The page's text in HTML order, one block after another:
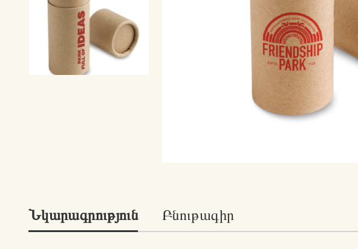
Նկարագրություն Բնութագիր